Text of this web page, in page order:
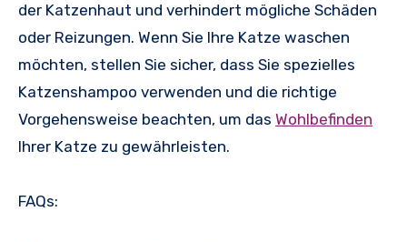
der Katzenhaut und verhindert mögliche Schäden
oder Reizungen. Wenn Sie Ihre Katze waschen
möchten, stellen Sie sicher, dass Sie spezielles
Katzenshampoo verwenden und die richtige
Vorgehensweise beachten, um das Wohlbefinden
Ihrer Katze zu gewährleisten.
FAQs: